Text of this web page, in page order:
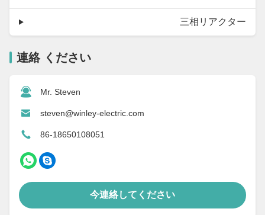
三相リアクター
連絡 ください
Mr. Steven
steven@winley-electric.com
86-18650108051
今連絡してください